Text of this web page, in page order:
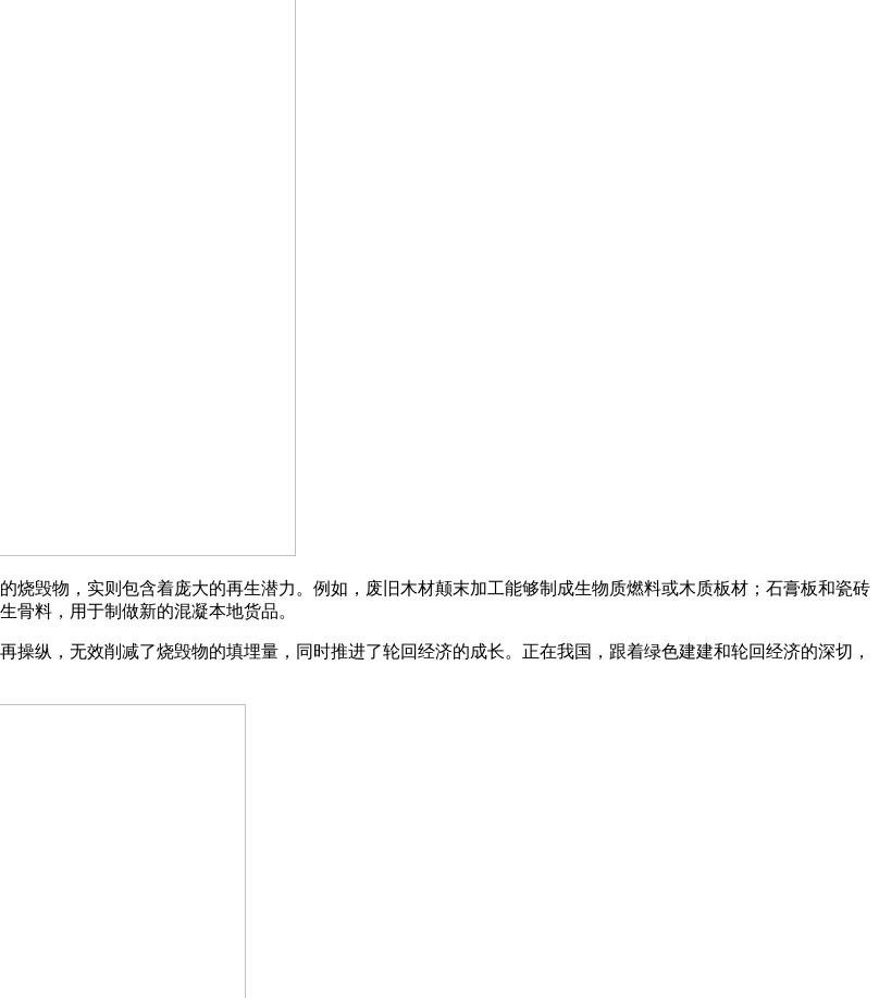
毁物，实则包含着庞大的再生潜力。例如，废旧木材颠末加工能够制成生物质燃料或木质板材；石膏板和瓷砖
骨料，用于制做新的混凝本地货品。
，无效削减了烧毁物的填埋量，同时推进了轮回经济的成长。正在我国，跟着绿色建建和轮回经济的深切，